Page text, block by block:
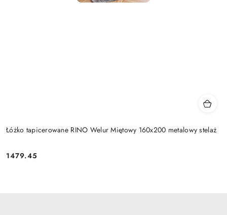
Łóżko tapicerowane RINO Welur Miętowy 160x200 metalowy stelaż
Cena:
1479.45